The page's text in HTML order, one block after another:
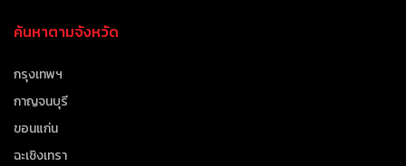
ค้นหาตามจังหวัด
กรุงเทพฯ
กาญจนบุรี
ขอนแก่น
ฉะเชิงเทรา